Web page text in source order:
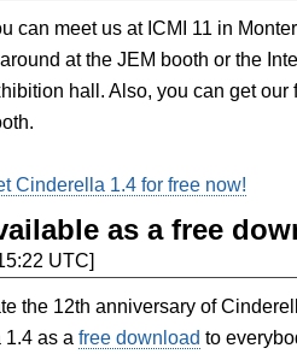
can meet us at ICMI 11 in
at the JEM booth or the
hall. Also, you can get our
Cinderella 1.4 for free now!
as a free
UTC]
the 12th anniversary of
as a free download to